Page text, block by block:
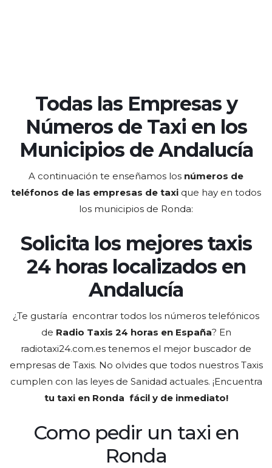
Todas las Empresas y
Números de Taxi en los
Municipios de Andalucía
A continuación te enseñamos los números de
teléfonos de las empresas de taxi que hay en todos
los municipios de Ronda:
Solicita los mejores taxis
24 horas localizados en
Andalucía
¿Te gustaría encontrar todos los números telefónicos
de Radio Taxis 24 horas en España? En
radiotaxi24.com.es tenemos el mejor buscador de
empresas de Taxis. No olvides que todos nuestros Taxis
cumplen con las leyes de Sanidad actuales. ¡Encuentra
tu taxi en Ronda fácil y de inmediato!
Como pedir un taxi en
Ronda